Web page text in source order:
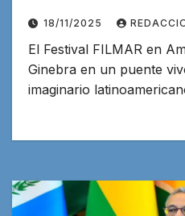
Europa
18/11/2025
El Festival FILMAR en
Ginebra en un puente
imaginario